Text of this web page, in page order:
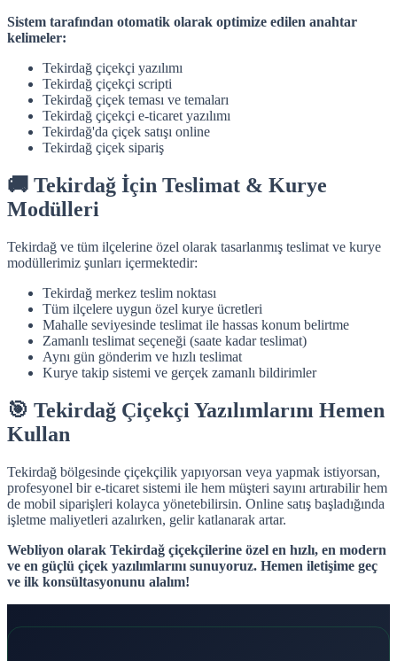
Sistem tarafından otomatik olarak optimize edilen anahtar
kelimeler:
Tekirdağ çiçekçi yazılımı
Tekirdağ çiçekçi scripti
Tekirdağ çiçek teması ve temaları
Tekirdağ çiçekçi e-ticaret yazılımı
Tekirdağ'da çiçek satışı online
Tekirdağ çiçek sipariş
🚚 Tekirdağ İçin Teslimat & Kurye
Modülleri
Tekirdağ ve tüm ilçelerine özel olarak tasarlanmış teslimat ve kurye
modüllerimiz şunları içermektedir:
Tekirdağ merkez teslim noktası
Tüm ilçelere uygun özel kurye ücretleri
Mahalle seviyesinde teslimat ile hassas konum belirtme
Zamanlı teslimat seçeneği (saate kadar teslimat)
Aynı gün gönderim ve hızlı teslimat
Kurye takip sistemi ve gerçek zamanlı bildirimler
🎯 Tekirdağ Çiçekçi Yazılımlarını Hemen
Kullan
Tekirdağ bölgesinde çiçekçilik yapıyorsan veya yapmak istiyorsan,
profesyonel bir e-ticaret sistemi ile hem müşteri sayını artırabilir hem
de mobil siparişleri kolayca yönetebilirsin. Online satış başladığında
işletme maliyetleri azalırken, gelir katlanarak artar.
Webliyon olarak Tekirdağ çiçekçilerine özel en hızlı, en modern
ve en güçlü çiçek yazılımlarını sunuyoruz. Hemen iletişime geç
ve ilk konsültasyonunu alalım!